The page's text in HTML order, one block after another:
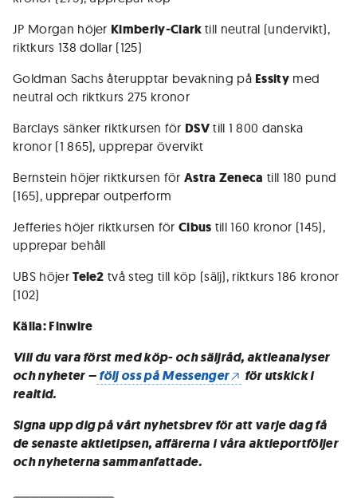
JP Morgan höjer Kimberly-Clark till neutral (undervikt),
riktkurs 138 dollar (125)
Goldman Sachs återupptar bevakning på Essity med
neutral och riktkurs 275 kronor
Barclays sänker riktkursen för DSVtill 1 800 danska
kronor (1 865), upprepar övervikt
Bernstein höjer riktkursen för Astra Zeneca till 180 pund
(165), upprepar outperform
Jefferies höjer riktkursen för Cibus till 160 kronor (145),
upprepar behåll
UBS höjerTele2 två steg till köp (sälj), riktkurs 186 kronor
(102)
Källa: Finwire
Vill du vara först med köp- och säljråd, aktieanalyser
och nyheter –följ oss på Messenger
för utskick i
realtid.
Signa upp dig på vårt nyhetsbrev för att varje dag få
de senaste aktietipsen, affärerna i våra aktieportföljer
och nyheterna sammanfattade.